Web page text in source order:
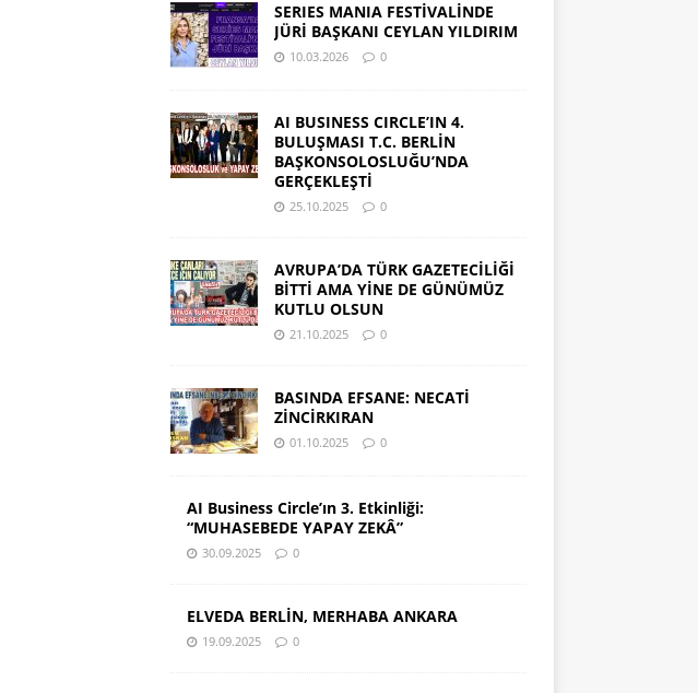
SERIES MANIA FESTİVALİNDE
JÜRİ BAŞKANI CEYLAN YILDIRIM
10.03.2026 0
AI BUSINESS CIRCLE’IN 4.
BULUŞMASI T.C. BERLİN
BAŞKONSOLOSLUĞU’NDA
GERÇEKLEŞTİ
25.10.2025 0
AVRUPA’DA TÜRK GAZETECİLİĞİ
BİTTİ AMA YİNE DE GÜNÜMÜZ
KUTLU OLSUN
21.10.2025 0
BASINDA EFSANE: NECATİ
ZİNCİRKIRAN
01.10.2025 0
AI Business Circle’ın 3. Etkinliği:
“MUHASEBEDE YAPAY ZEKÂ”
30.09.2025 0
ELVEDA BERLİN, MERHABA ANKARA
19.09.2025 0